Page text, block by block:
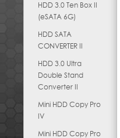
HDD 3.0 Ten Box II
(eSATA 6G)
HDD SATA
CONVERTER II
HDD 3.0 Ultra
Double Stand
Converter II
Mini HDD Copy Pro
IV
Mini HDD Copy Pro